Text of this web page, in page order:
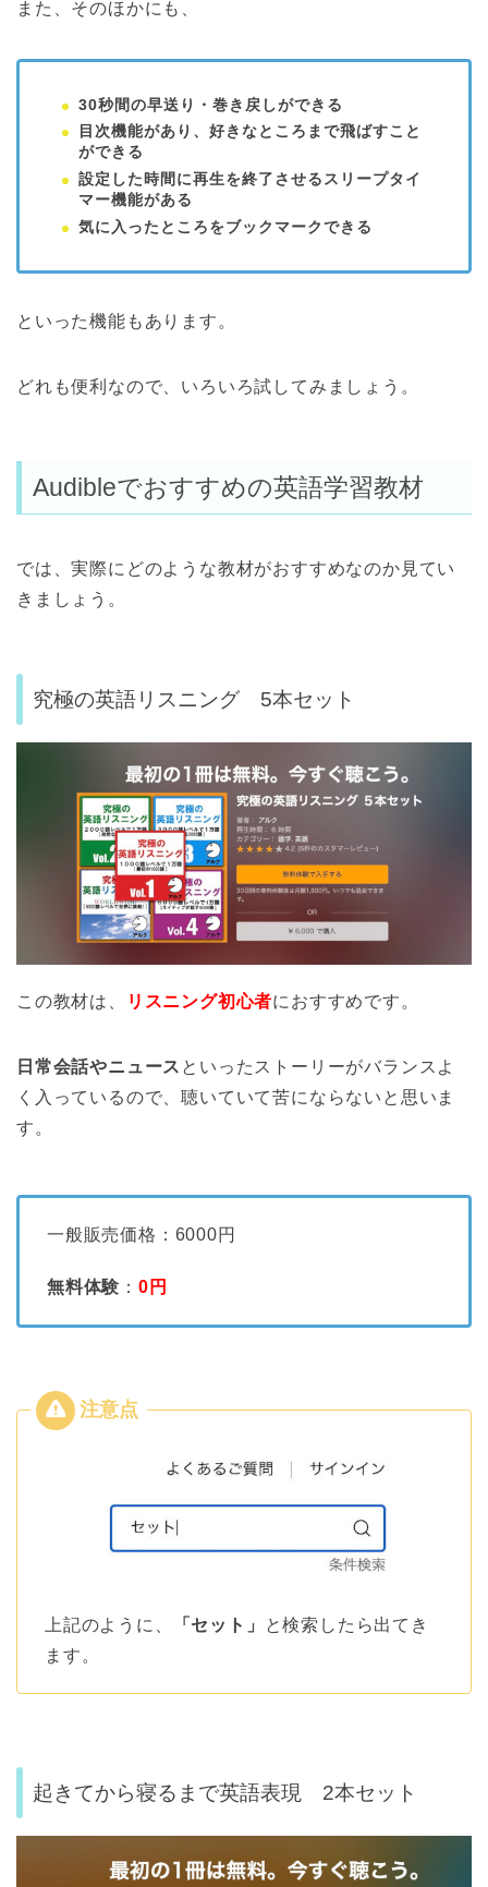
また、そのほかにも、
30秒間の早送り・巻き戻しができる
目次機能があり、好きなところまで飛ばすこと
ができる
設定した時間に再生を終了させるスリープタイ
マー機能がある
気に入ったところをブックマークできる
といった機能もあります。
どれも便利なので、いろいろ試してみましょう。
Audibleでおすすめの英語学習教材
では、実際にどのような教材がおすすめなのか見てい
きましょう。
究極の英語リスニング 5本セット
この教材は、 リスニング初心者におすすめです。
日常会話やニュース といったストーリーがバランスよ
く入っているので、聴いていて苦にならないと思いま
す。
一般販売価格：6000円
無料体験 ：0 円
上記のように、 「セット」
と検索したら出てき
ます。
起きてから寝るまで英語表現 2本セット